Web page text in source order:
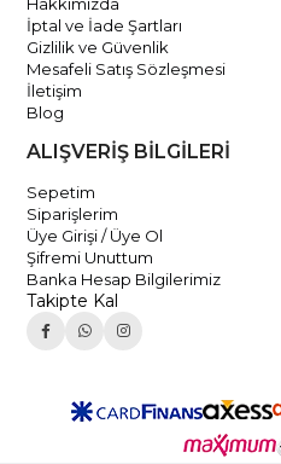
İptal ve İade Şartları
Gizlilik ve Güvenlik
Mesafeli Satış Sözleşmesi
İletişim
Blog
ALIŞVERİŞ BİLGİLERİ
Sepetim
Siparişlerim
Üye Girişi / Üye Ol
Şifremi Unuttum
Banka Hesap Bilgilerimiz
Takipte Kal